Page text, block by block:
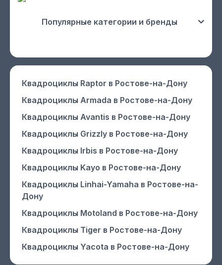
Популярные категории и бренды
Квадроциклы Raptor в Ростове-на-Дону
Квадроциклы Armada в Ростове-на-Дону
Квадроциклы Avantis в Ростове-на-Дону
Квадроциклы Grizzly в Ростове-на-Дону
Квадроциклы Irbis в Ростове-на-Дону
Квадроциклы Kayo в Ростове-на-Дону
Квадроциклы Linhai-Yamaha в Ростове-на-
Дону
Квадроциклы Motoland в Ростове-на-Дону
Квадроциклы Tiger в Ростове-на-Дону
Квадроциклы Yacota в Ростове-на-Дону